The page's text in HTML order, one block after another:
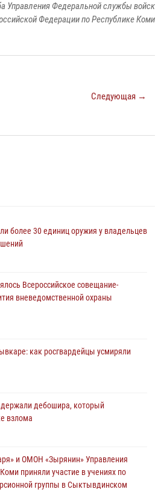
Управления Федеральной службы войск
Федерации по Республике Коми
Следующая →
более 30 единиц оружия у владельцев
Всероссийское совещание-
вневедомственной охраны
как росгвардейцы усмиряли
дебошира, который
взлома
и ОМОН «Зырянин» Управления
приняли участие в учениях по
группы в Сыктывдинском